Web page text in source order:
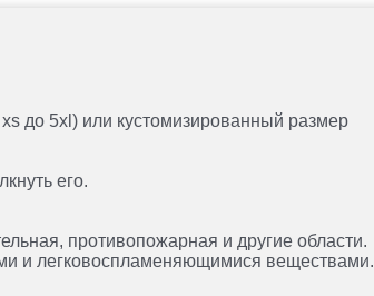
до 5xl) или кустомизированный размер
его.
противопожарная и другие области.
и легковоспламеняющимися веществами.